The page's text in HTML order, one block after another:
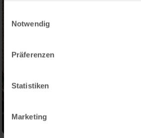
Notwendig
Präferenzen
Statistiken
Marketing